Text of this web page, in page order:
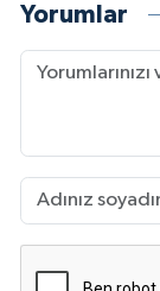
Yorumlar